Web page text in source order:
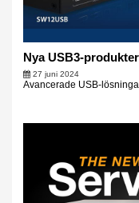
Nya USB3-
27 juni 2024
Avancerade USB-